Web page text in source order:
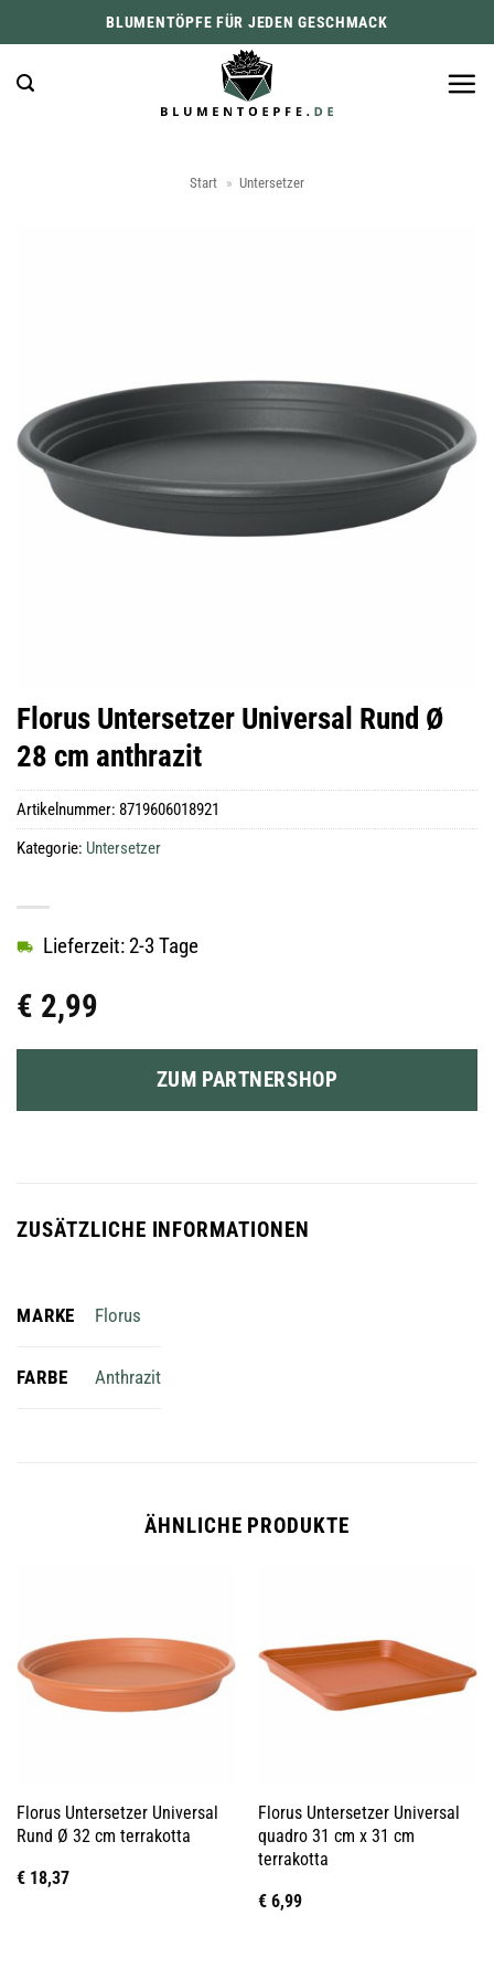
Inhalt
springen
BLUMENTÖPFE FÜR JEDEN GESCHMACK
Start » Untersetzer
Florus Untersetzer Universal Rund Ø
28 cm anthrazit
€ 2,99
Lieferzeit: 2-3 Tage
ZUM PARTNERSHOP
Artikelnummer: 8719606018921
Kategorie: Untersetzer
ZUSÄTZLICHE INFORMATIONEN
MARKE Florus
FARBE Anthrazit
ÄHNLICHE PRODUKTE
Florus Untersetzer Universal
Rund Ø 32 cm terrakotta
€18,37
Florus Untersetzer Universal
quadro 31 cm x 31 cm
terrakotta
€6,99